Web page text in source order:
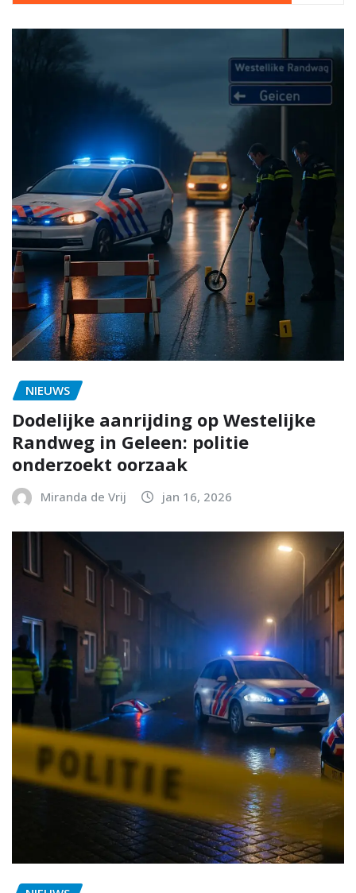
NIEUWS
Dodelijke aanrijding op Westelijke
Randweg in Geleen: politie
onderzoekt oorzaak
Miranda de Vrij jan 16, 2026